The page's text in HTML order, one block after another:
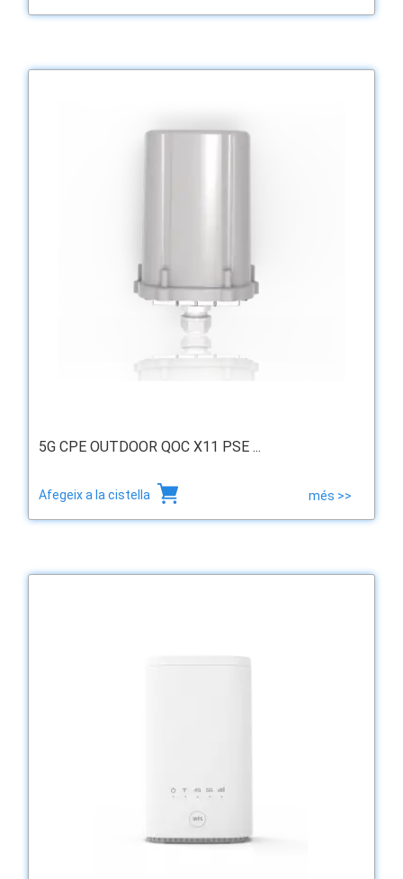
5G CPE OUTDOOR QOC X11 PSE ...
Afegeix a la cistella més >>